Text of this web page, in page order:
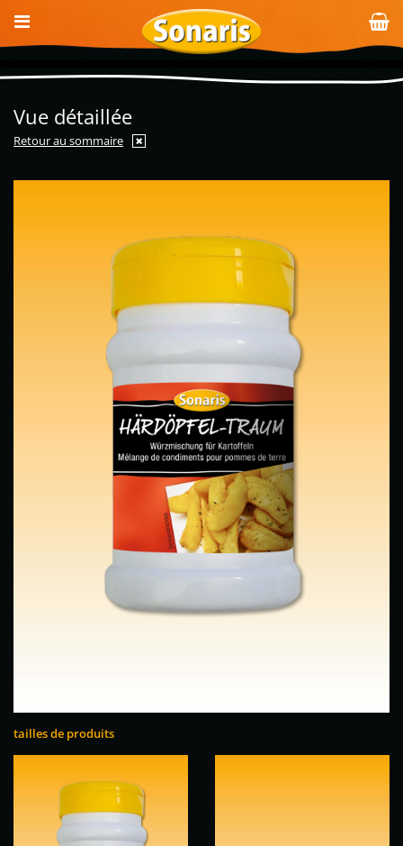
Vue détaillée
Retour au sommaire
tailles de produits